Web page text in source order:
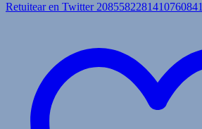
Retuitear en Twitter 2085582281410760841